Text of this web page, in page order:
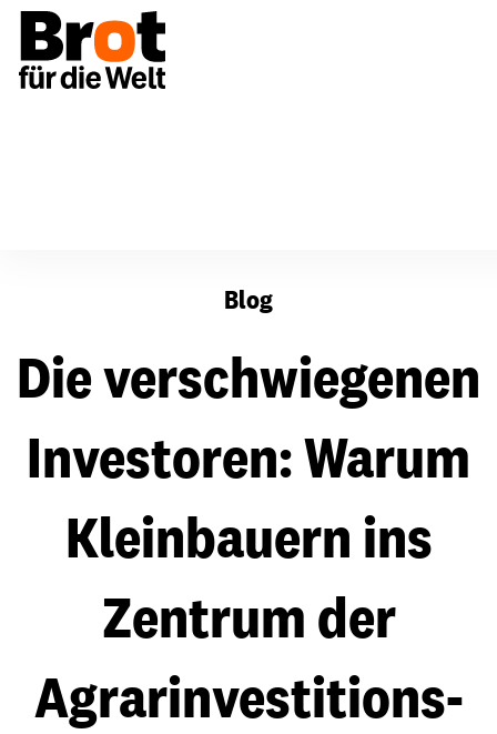
Blog
Die verschwiegenen
Investoren: Warum
Kleinbauern ins
Zentrum der
Agrarinvestitions-